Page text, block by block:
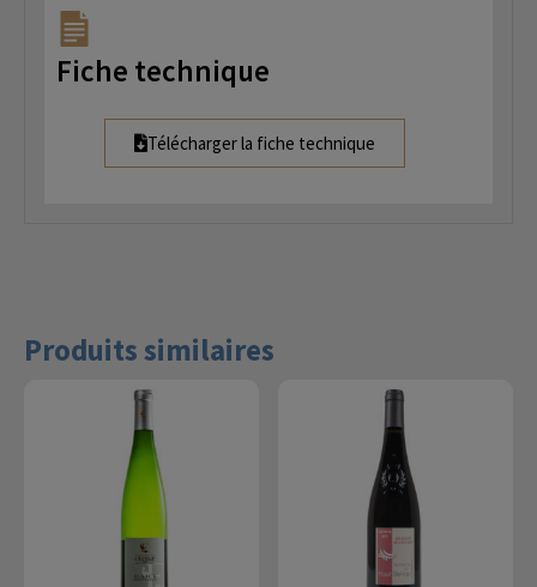
Fiche technique
Télécharger la fiche technique
Produits similaires